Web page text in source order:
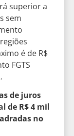
superior a
sem
é de R$
FGTS
de juros
de R$ 4 mil
no